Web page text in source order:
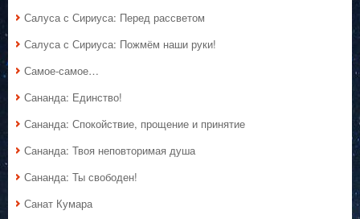
Салуса с Сириуса: Перед рассветом
Салуса с Сириуса: Пожмём наши руки!
Самое-самое…
Сананда: Единство!
Сананда: Спокойствие, прощение и принятие
Сананда: Твоя неповторимая душа
Сананда: Ты свободен!
Санат Кумара